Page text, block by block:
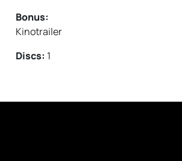
Bonus:
Kinotrailer
Discs: 1